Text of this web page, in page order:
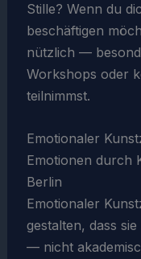
Stille? Wenn du
beschäftigen
nützlich —
Workshops oder
teilnimmst.
Emotionaler
Emotionen durch
Berlin
Emotionaler
gestalten, dass
— nicht